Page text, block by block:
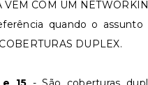
VEM COM UM
quando o
DUPLEX.